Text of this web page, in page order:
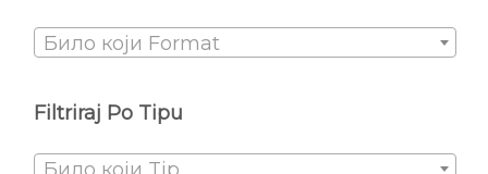
Било који Format
Filtriraj Po Tipu